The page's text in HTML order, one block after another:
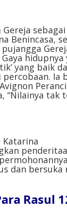
Benincasa,
hidupnya
yang baik
Ia
“Nilainya tak
Katarina
dan bersuka
Rasul